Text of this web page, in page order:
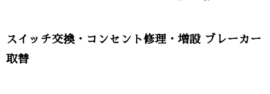
スイッチ交換・コンセント修理・増設 ブレーカー
取替